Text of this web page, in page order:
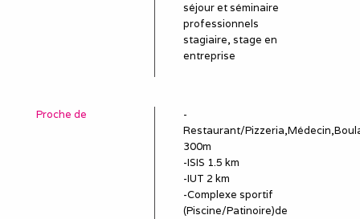
séjour et séminaire
professionnels
stagiaire, stage en
entreprise
Proche de
-
Restaurant/
300m
-ISIS 1.5 km
-IUT 2 km
-Complexe sportif
(Piscine/Patinoire)de